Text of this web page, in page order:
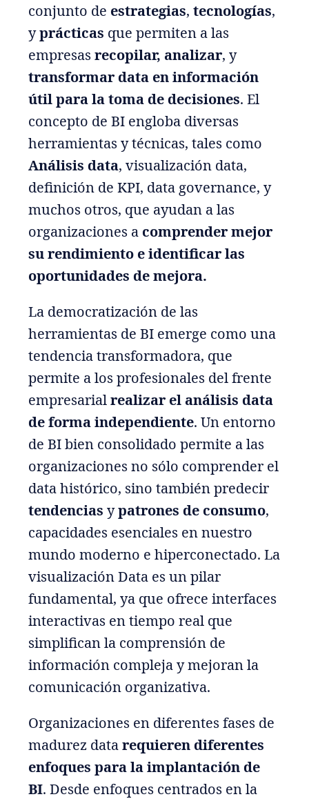
conjunto de estrategias, tecnologías,
yprácticas que permiten a las
empresas recopilar, analizar, y
transformar data en información
útil para la toma de decisiones. El
concepto de BI engloba diversas
herramientas y técnicas, tales como
Análisis data, visualización data,
definición de KPI, data governance, y
muchos otros, que ayudan a las
organizaciones a comprender mejor
su rendimiento e identificar las
oportunidades de mejora.
La democratización de las
herramientas de BI emerge como una
tendencia transformadora, que
permite a los profesionales del frente
empresarialrealizar el análisis data
de forma independiente. Un entorno
de BI bien consolidado permite a las
organizaciones no sólo comprender el
data histórico, sino también predecir
tendencias ypatrones de consumo,
capacidades esenciales en nuestro
mundo moderno e hiperconectado. La
visualización Data es un pilar
fundamental, ya que ofrece interfaces
interactivas en tiempo real que
simplifican la comprensión de
información compleja y mejoran la
comunicación organizativa.
Organizaciones en diferentes fases de
madurez datarequieren diferentes
enfoques para la implantación de
BI. Desde enfoques centrados en la